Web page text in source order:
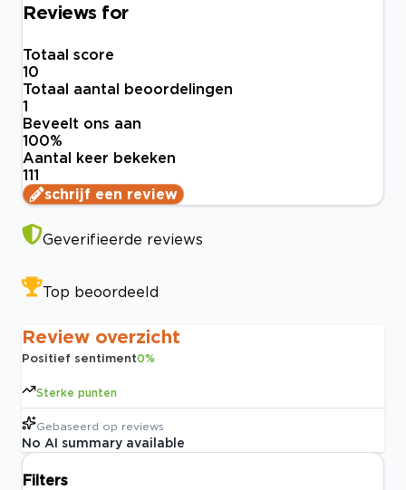
Reviews for
Totaal score
10
Totaal aantal beoordelingen
1
Beveelt ons aan
100%
Aantal keer bekeken
111
schrijf een review
Geverifieerde reviews
Top beoordeeld
Review overzicht
Positief sentiment0%
Sterke punten
Gebaseerd op reviews
No AI summary available
Filters